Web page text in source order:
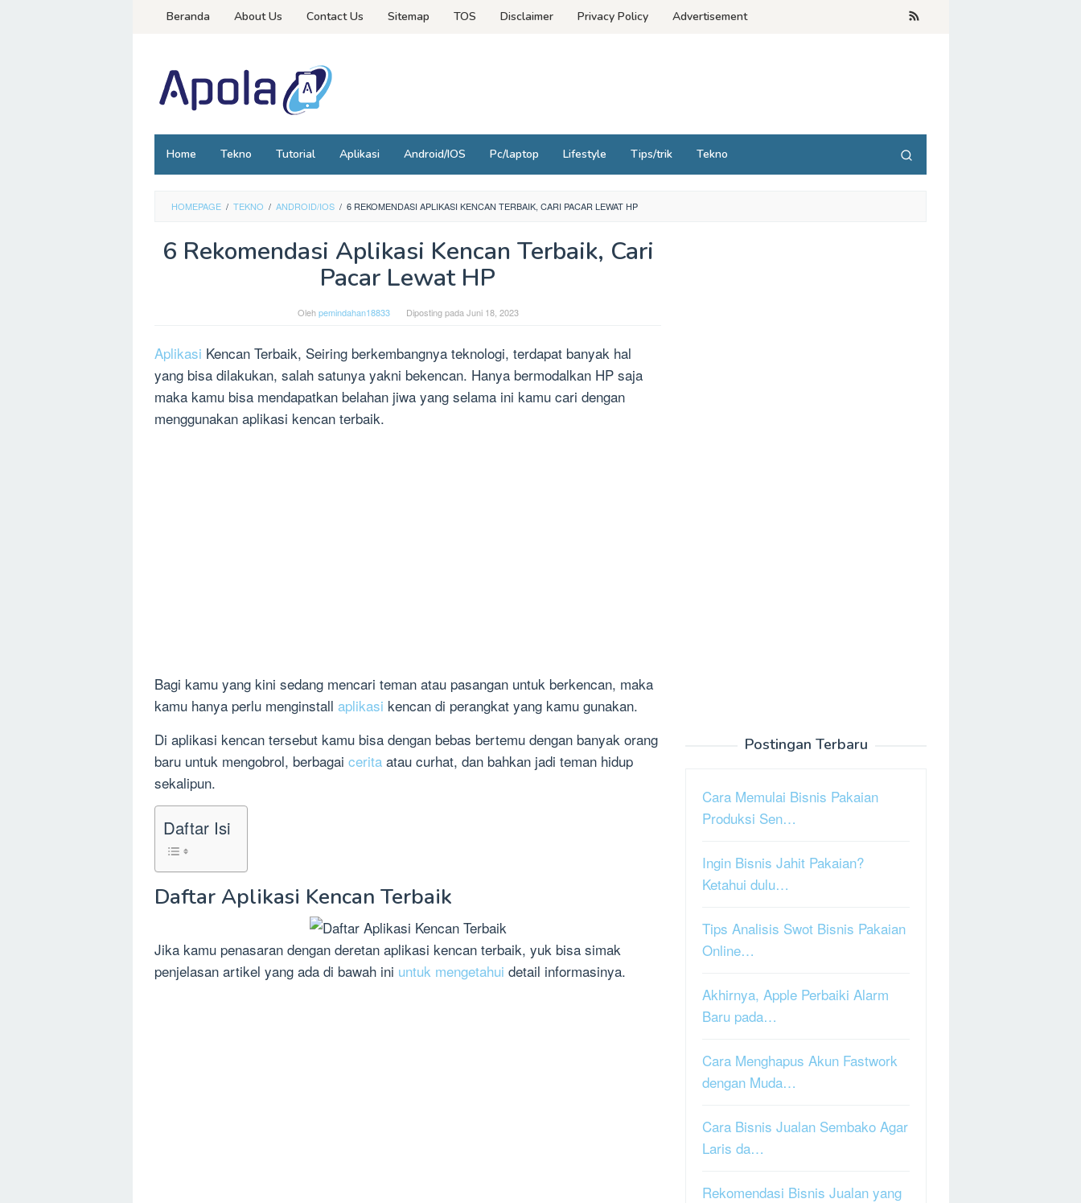
LoncatBeranda About Us Contact Us Sitemap TOS Disclaimer Privacy Policy Advertisement
Home Tekno Tutorial Aplikasi Android/IOS Pc/laptop Lifestyle Tips/trik Tekno
HOMEPAGE / TEKNO / ANDROID/IOS / 6 REKOMENDASI APLIKASI KENCAN TERBAIK, CARI PACAR LEWAT HP
6 Rekomendasi Aplikasi Kencan Terbaik, Cari
Pacar Lewat HP
Olehpemindahan18833 Diposting pada Juni 18, 2023
Aplikasi Kencan Terbaik, Seiring berkembangnya teknologi, terdapat banyak hal
yang bisa dilakukan, salah satunya yakni bekencan. Hanya bermodalkan HP saja
maka kamu bisa mendapatkan belahan jiwa yang selama ini kamu cari dengan
menggunakan aplikasi kencan terbaik.
Bagi kamu yang kini sedang mencari teman atau pasangan untuk berkencan, maka
kamu hanya perlu menginstall aplikasi kencan di perangkat yang kamu gunakan.
Di aplikasi kencan tersebut kamu bisa dengan bebas bertemu dengan banyak orang
baru untuk mengobrol, berbagai cerita atau curhat, dan bahkan jadi teman hidup
sekalipun.
Daftar Isi
Daftar Aplikasi Kencan Terbaik
Jika kamu penasaran dengan deretan aplikasi kencan terbaik, yuk bisa simak
penjelasan artikel yang ada di bawah ini untuk mengetahui detail informasinya.
Postingan Terbaru
Cara Memulai Bisnis Pakaian
Produksi Sen…
Ingin Bisnis Jahit Pakaian?
Ketahui dulu…
Tips Analisis Swot Bisnis Pakaian
Online…
Akhirnya, Apple Perbaiki Alarm
Baru pada…
Cara Menghapus Akun Fastwork
dengan Muda…
Cara Bisnis Jualan Sembako Agar
Laris da…
Rekomendasi Bisnis Jualan yang